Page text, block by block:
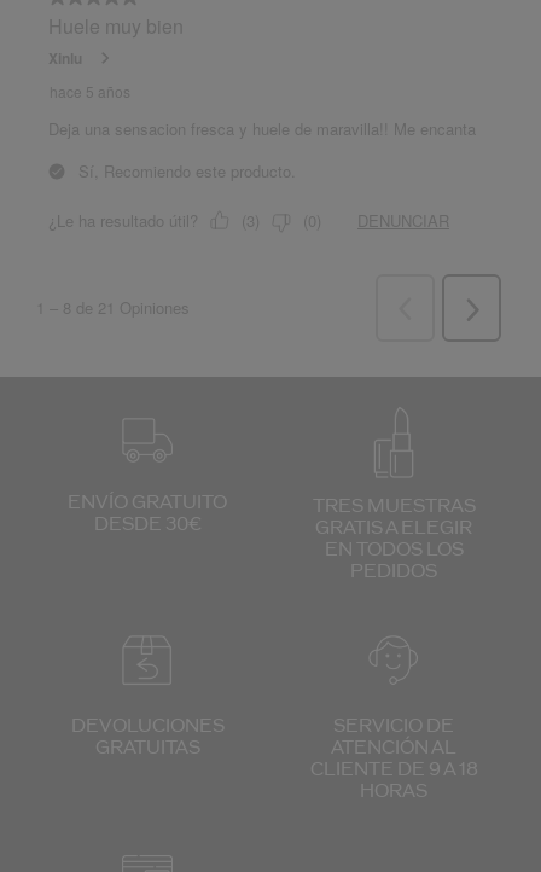
ENVÍO GRATUITO
DESDE 30€
TRES MUESTRAS
GRATIS A ELEGIR
EN TODOS LOS
PEDIDOS
DEVOLUCIONES
GRATUITAS
SERVICIO DE
ATENCIÓN AL
CLIENTE DE 9 A 18
HORAS